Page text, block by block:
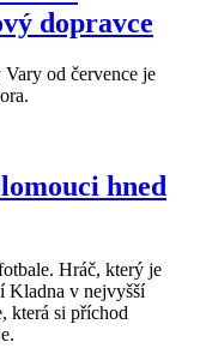
dopravce
od července je
hned
Hráč, který je
Kladna v nejvyšší
která si příchod